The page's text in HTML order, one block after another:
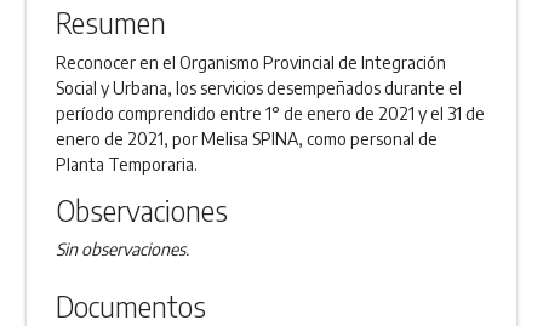
Resumen
Reconocer en el Organismo Provincial de Integración
Social y Urbana, los servicios desempeñados durante el
período comprendido entre 1° de enero de 2021 y el 31 de
enero de 2021, por Melisa SPINA, como personal de
Planta Temporaria.
Observaciones
Sin observaciones.
Documentos